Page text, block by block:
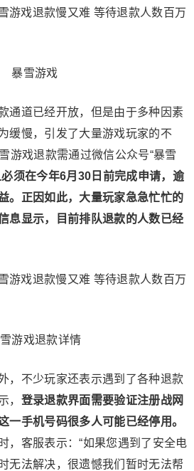
暴雪游戏
通道已经开放，但是由于多种因素
缓慢，引发了大量游戏玩家的不
游戏退款需通过微信公众号“暴雪
必须在今年6月30日前完成申请，逾
。正因如此，大量玩家急急忙忙的
息显示，目前排队退款的人数已经
游戏退款详情
，不少玩家还表示遇到了各种退款
， 登录退款界面需要验证注册战网
一手机号码很多人可能已经停用。
，客服表示：“如果您遇到了安全电
无法解决，很遗憾我们暂时无法帮